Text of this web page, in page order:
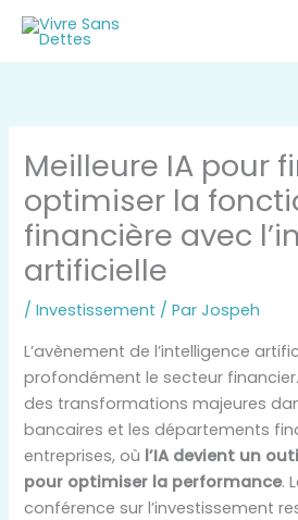
Aller
Meilleure IA pour
optimiser la
financière avec
artificielle
/Investissement / ParJospeh
L’avènement de l’intelligence
profondément le secteur
des transformations majeures
bancaires et les départements
entreprises, où l’IA devient un
pour optimiser la performance.
conférence sur l’investissement